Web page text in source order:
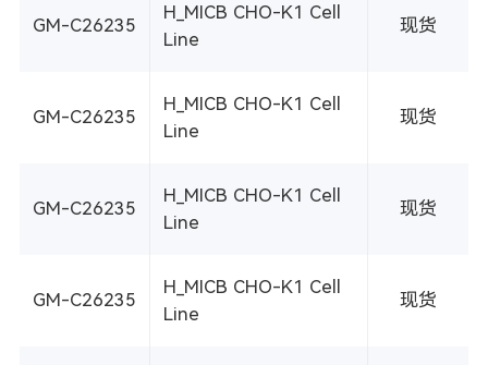
GM-C26235
H_MICB CHO-K1 Cell
Line
现货
GM-C26235
H_MICB CHO-K1 Cell
Line
现货
GM-C26235
H_MICB CHO-K1 Cell
Line
现货
GM-C26235
H_MICB CHO-K1 Cell
Line
现货